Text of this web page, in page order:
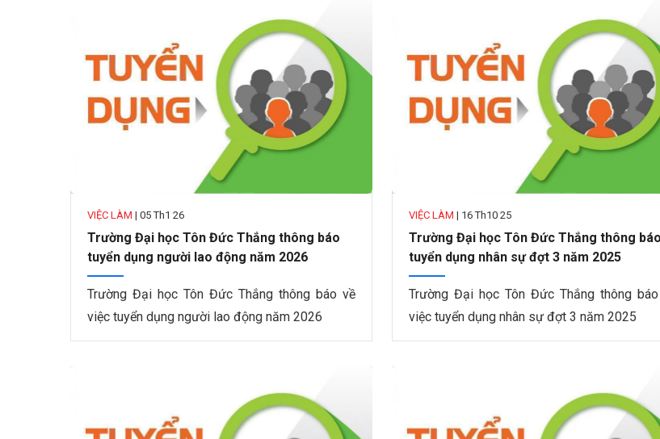
VIỆC LÀM | 05 Th1 26
Trường Đại học Tôn Đức Thắng thông báo
tuyển dụng người lao động năm 2026
Trường Đại học Tôn Đức Thắng thông báo về
việc tuyển dụng người lao động năm 2026
VIỆC LÀM | 16 Th10 25
Trường Đại học Tôn Đức Thắng thông báo
tuyển dụng nhân sự đợt 3 năm 2025
Trường Đại học Tôn Đức Thắng thông
việc tuyển dụng nhân sự đợt 3 năm 2025